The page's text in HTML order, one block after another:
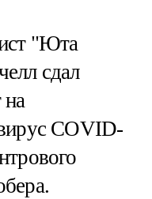
"Юта
сдал
на
COVID-